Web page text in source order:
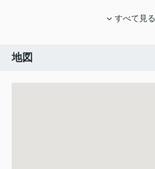
すべて見る
地図